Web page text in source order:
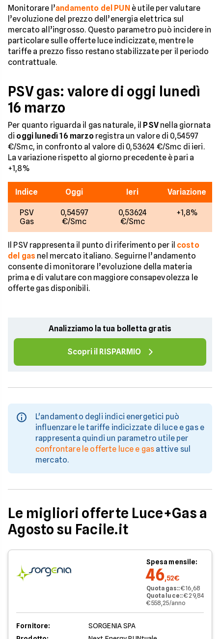
Monitorare l’andamento del PUNè utile per valutare
l’evoluzione del prezzo dell’energia elettrica sul
mercato all’ingrosso. Questo parametro può incidere in
particolare sulle offerte luce indicizzate, mentre le
tariffe a prezzo fisso restano stabilizzate per il periodo
contrattuale.
PSV gas: valore di oggi lunedì
16 marzo
Per quanto riguarda il gas naturale, il PSVnella giornata
di oggi lunedì 16 marzoregistra un valore di 0,54597
€/Smc, in confronto al valore di 0,53624 €/Smc di ieri.
La variazione rispetto al giorno precedente è pari a
+1,8%
Indice Oggi Ieri Variazione
PSV
Gas
0,54597
€/Smc
0,53624
€/Smc
+1,8%
Il PSV rappresenta il punto di riferimento per il costo
del gas nel mercato italiano. Seguirne l’andamento
consente di monitorare l’evoluzione della materia
prima e di valutare con maggiore consapevolezza le
offerte gas disponibili.
Analizziamo la tua bolletta gratis
Scopri il RISPARMIO
L'andamento degli indici energetici può
influenzare le tariffe indicizzate di luce e gas e
rappresenta quindi un parametro utile per
confrontare le offerte luce e gas attive sul
mercato.
Le migliori offerte Luce+Gas a
Agosto su Facile.it
Spesa mensile:
46,52€
Quota gas::€ 16,68
Quota luce::€ 29,84
€ 558,25/anno
Fornitore:
SORGENIA SPA